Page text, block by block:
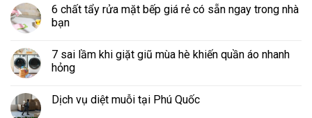
6 chất tẩy rửa mặt bếp giá rẻ có sẵn ngay trong nhà
bạn
7 sai lầm khi giặt giũ mùa hè khiến quần áo nhanh
hỏng
Dịch vụ diệt muỗi tại Phú Quốc